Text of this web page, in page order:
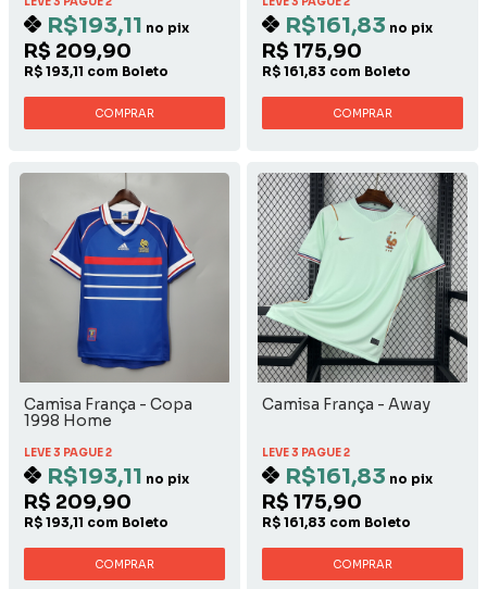
R$193,11 no pix
R$ 209,90
R$ 193,11 com Boleto
COMPRAR
R$161,83 no pix
R$ 175,90
R$ 161,83 com Boleto
COMPRAR
Camisa França - Copa
1998 Home
LEVE 3 PAGUE 2
R$193,11 no pix
R$ 209,90
R$ 193,11 com Boleto
COMPRAR
Camisa França - Away
LEVE 3 PAGUE 2
R$161,83 no pix
R$ 175,90
R$ 161,83 com Boleto
COMPRAR